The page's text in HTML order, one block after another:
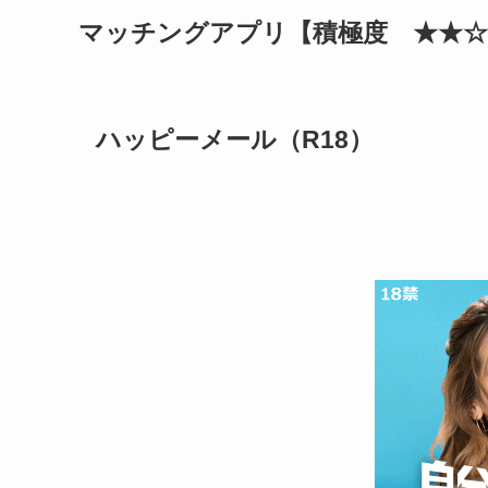
マッチングアプリ【積極度
ハッピーメール（R18）